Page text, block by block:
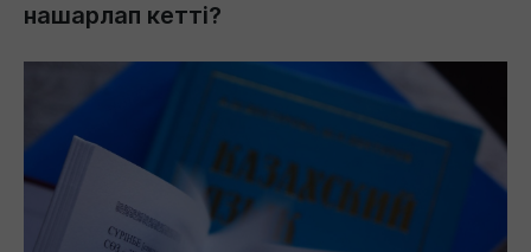
нашарлап кетті?